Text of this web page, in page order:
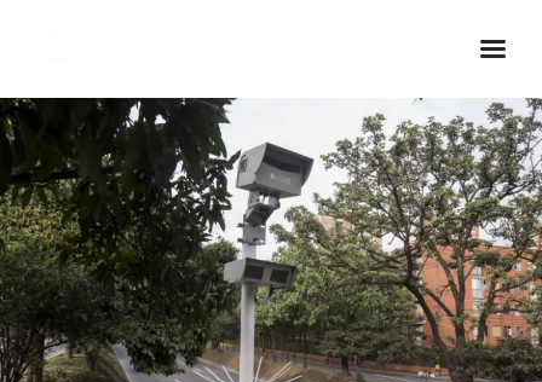
Inicio Real FM
Streaming
En Vivo
Descarga La APP
Programas
Noticias